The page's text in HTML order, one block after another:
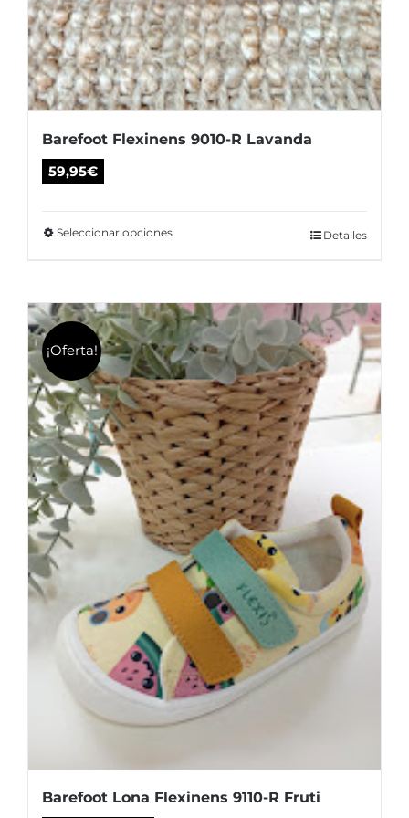
Barefoot Flexinens 9010-R Lavanda
59,95€
Seleccionar opcionesEste
múltiples
variantes.
Las
opciones
se
pueden
elegir
en
la
página
de
producto
Detalles
¡Oferta!
Barefoot Lona Flexinens 9110-R Fruti